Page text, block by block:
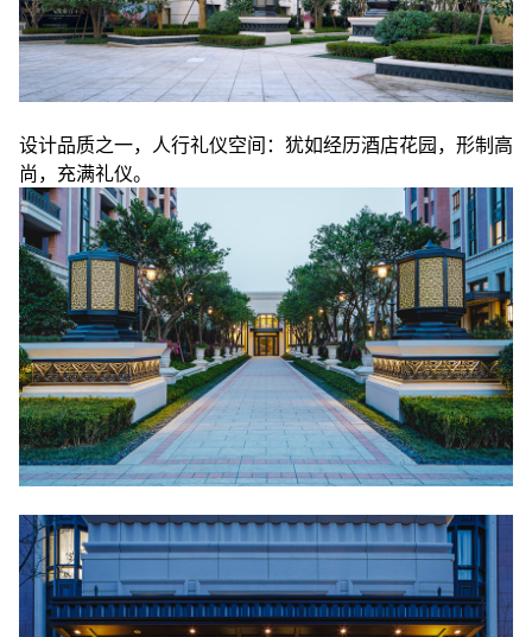
设计品质之一，人行礼仪空间：犹如经历酒店花园，形制高
尚，充满礼仪。